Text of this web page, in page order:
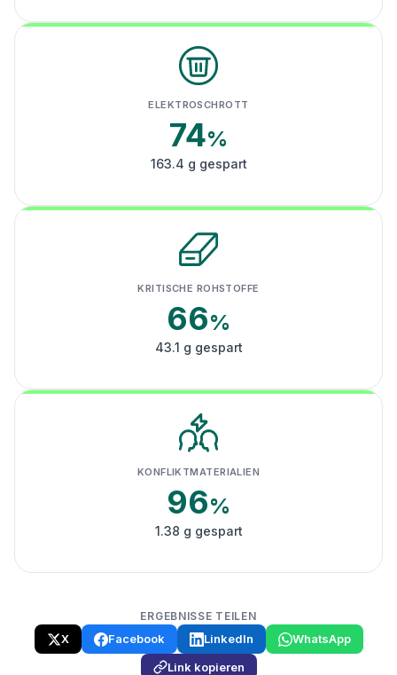
ELEKTROSCHROTT
74%
163.4 g gespart
KRITISCHE ROHSTOFFE
66%
43.1 g gespart
KONFLIKTMATERIALIEN
96%
1.38 g gespart
ERGEBNISSE TEILEN
X Facebook LinkedIn
WhatsApp
Link kopieren